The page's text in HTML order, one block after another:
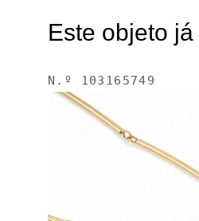
Este objeto
N.º 103165749